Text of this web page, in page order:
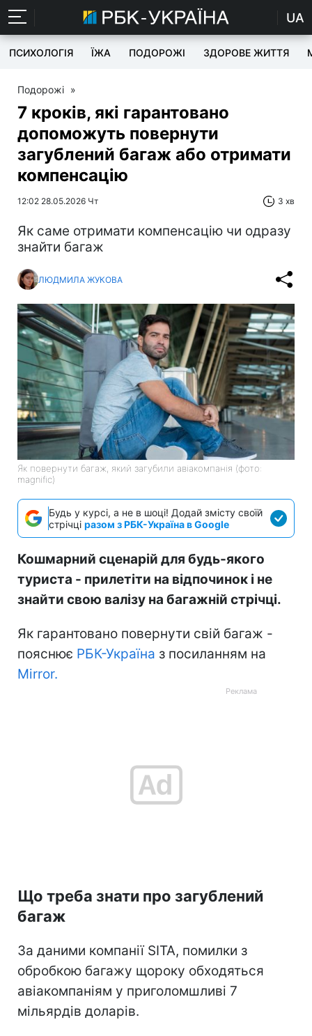
UA
ПСИХОЛОГІЯ ЇЖА ПОДОРОЖІ ЗДОРОВЕ ЖИТТЯ
Подорожі »
7 кроків, які гарантовано
допоможуть повернути
загублений багаж або отримати
компенсацію
12:02 28.05.2026 Чт 3 хв
Як саме отримати компенсацію чи одразу
знайти багаж
ЛЮДМИЛА ЖУКОВА
Як повернути багаж, який загубили авіакомпанія (фото:
magnific)
Будь у курсі, а не в шоці! Додай змісту своїй
стрічці разом з РБК-Україна в Google
Кошмарний сценарій для будь-якого
туриста - прилетіти на відпочинок і не
знайти свою валізу на багажній стрічці.
Як гарантовано повернути свій багаж -
пояснює РБК-Україна з посиланням на
Mirror.
Що треба знати про загублений
багаж
За даними компанії SITA, помилки з
обробкою багажу щороку обходяться
авіакомпаніям у приголомшливі 7
мільярдів доларів.